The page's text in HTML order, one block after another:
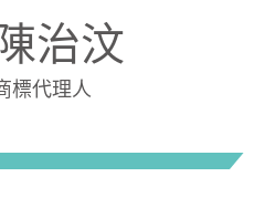
陳治汶
標代理人